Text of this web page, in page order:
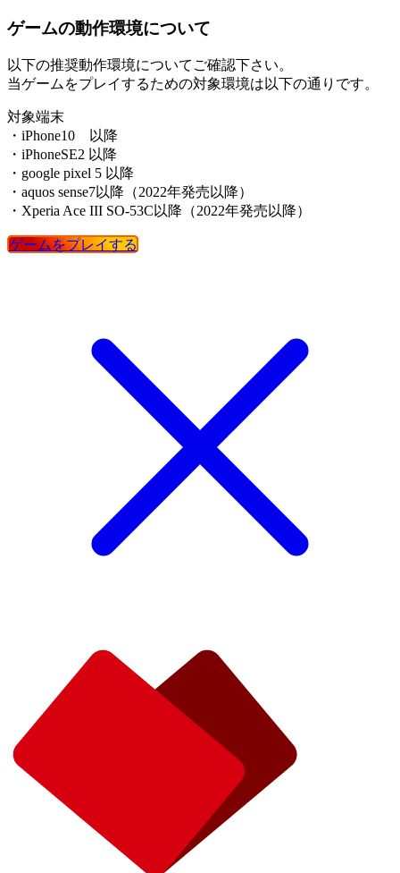
ゲームの動作環境について
以下の推奨動作環境についてご確認下さい。
当ゲームをプレイするための対象環境は以下の通りです。
対象端末
・iPhone10 以降
・iPhoneSE2 以降
・google pixel 5 以降
・aquos sense7以降（2022年発売以降）
・Xperia Ace III SO-53C以降（2022年発売以降）
ゲームをプレイする